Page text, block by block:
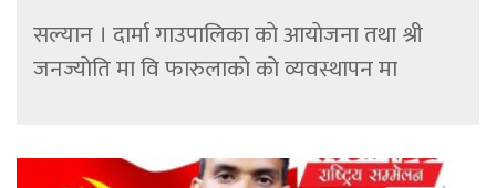
सल्यान । दार्मा गाउपालिका काे आयाेजना तथा श्री
जनज्याेति मा वि फारुलाकाे काे व्यवस्थापन मा